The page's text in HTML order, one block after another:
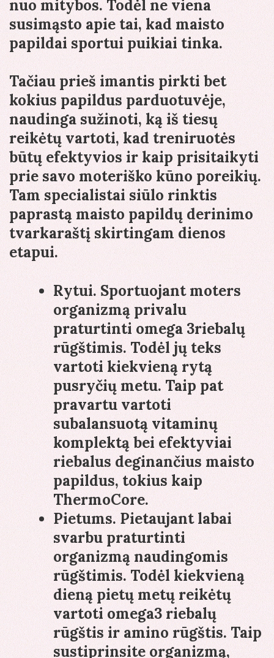
nuo mitybos. Todėl ne viena
susimąsto apie tai, kad maisto
papildai sportui puikiai tinka.
Tačiau prieš imantis pirkti bet
kokius papildus parduotuvėje,
naudinga sužinoti, ką iš tiesų
reikėtų vartoti, kad treniruotės
būtų efektyvios ir kaip prisitaikyti
prie savo moteriško kūno poreikių.
Tam specialistai siūlo rinktis
paprastą maisto papildų derinimo
tvarkaraštį skirtingam dienos
etapui.
Rytui. Sportuojant moters
organizmą privalu
praturtinti omega 3riebalų
rūgštimis. Todėl jų teks
vartoti kiekvieną rytą
pusryčių metu. Taip pat
pravartu vartoti
subalansuotą vitaminų
komplektą bei efektyviai
riebalus deginančius maisto
papildus, tokius kaip
ThermoCore.
Pietums. Pietaujant labai
svarbu praturtinti
organizmą naudingomis
rūgštimis. Todėl kiekvieną
dieną pietų metų reikėtų
vartoti omega3 riebalų
rūgštis ir amino rūgštis. Taip
sustiprinsite organizmą,